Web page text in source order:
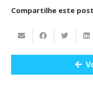
Compartilhe este post